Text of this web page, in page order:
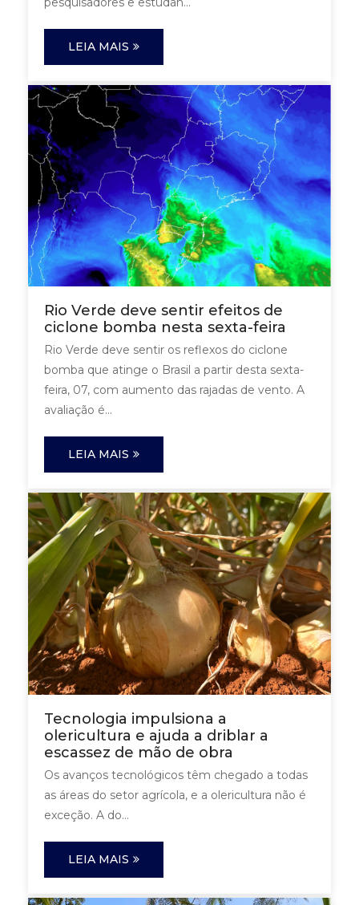
LEIA MAIS
Rio Verde deve sentir efeitos de
ciclone bomba nesta sexta-feira
Rio Verde deve sentir os reflexos do ciclone
bomba que atinge o Brasil a partir desta sexta-
feira, 07, com aumento das rajadas de vento. A
avaliação é...
LEIA MAIS
Tecnologia impulsiona a
olericultura e ajuda a driblar a
escassez de mão de obra
Os avanços tecnológicos têm chegado a todas
as áreas do setor agrícola, e a olericultura não é
exceção. A do...
LEIA MAIS